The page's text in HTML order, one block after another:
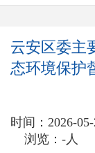
云安区委主
态环境保护
时间：2026-
浏览： -人